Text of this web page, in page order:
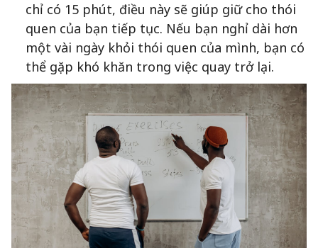
chỉ có 15 phút, điều này sẽ giúp giữ cho thói
quen của bạn tiếp tục. Nếu bạn nghỉ dài hơn
một vài ngày khỏi thói quen của mình, bạn có
thể gặp khó khăn trong việc quay trở lại.